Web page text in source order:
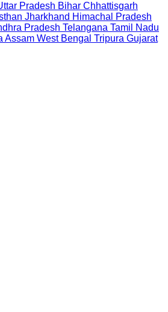
Pradesh Bihar Chhattisgarh
Jharkhand Himachal Pradesh
Pradesh Telangana Tamil Nadu
Assam West Bengal Tripura Gujarat